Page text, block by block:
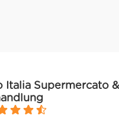
Italia Supermercato &